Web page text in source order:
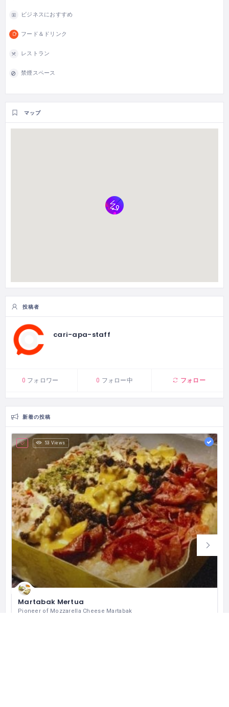
ビジネスにおすすめ
フード＆ドリンク
レストラン
禁煙スペース
マップ
投稿者
cari-apa-staff
0 フォロワー 0 フォロー中 フォロー
新着の投稿
53 Views
Martabak Mertua
Pioneer of Mozzarella Cheese Martabak